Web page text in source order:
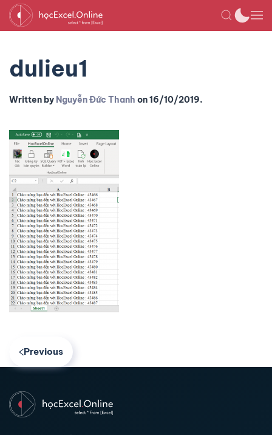
dulieu1
Written by Nguyễn Đức Thanh on16/10/2019.
Previous